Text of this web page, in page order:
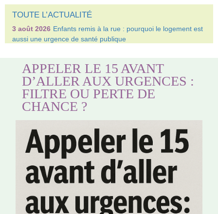
TOUTE L’ACTUALITÉ
3 août 2026 Enfants remis à la rue : pourquoi le logement est
aussi une urgence de santé publique
APPELER LE 15 AVANT
D’ALLER AUX URGENCES :
FILTRE OU PERTE DE
CHANCE ?